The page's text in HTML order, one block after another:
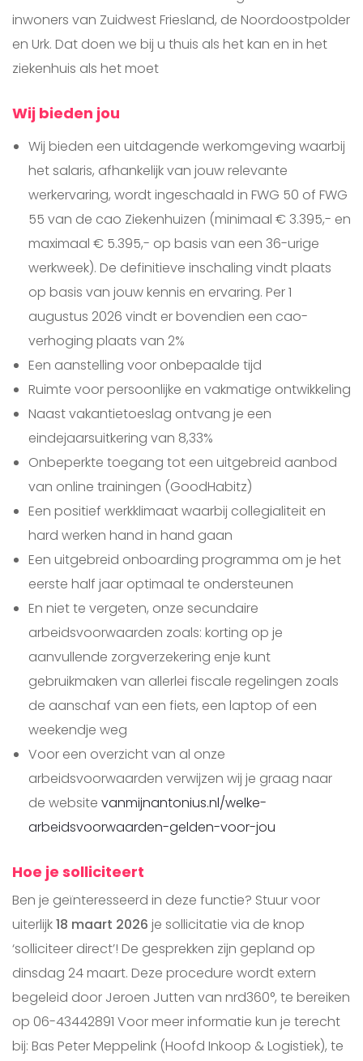
inwoners van Zuidwest Friesland, de Noordoostpolder
en Urk. Dat doen we bij u thuis als het kan en in het
ziekenhuis als het moet
Wij bieden jou
Wij bieden een uitdagende werkomgeving waarbij
het salaris, afhankelijk van jouw relevante
werkervaring, wordt ingeschaald in FWG 50 of FWG
55 van de cao Ziekenhuizen (minimaal € 3.395,- en
maximaal € 5.395,- op basis van een 36-urige
werkweek). De definitieve inschaling vindt plaats
op basis van jouw kennis en ervaring. Per 1
augustus 2026 vindt er bovendien een cao-
verhoging plaats van 2%
Een aanstelling voor onbepaalde tijd
Ruimte voor persoonlijke en vakmatige ontwikkeling
Naast vakantietoeslag ontvang je een
eindejaarsuitkering van 8,33%
Onbeperkte toegang tot een uitgebreid aanbod
van online trainingen (GoodHabitz)
Een positief werkklimaat waarbij collegialiteit en
hard werken hand in hand gaan
Een uitgebreid onboarding programma om je het
eerste half jaar optimaal te ondersteunen
En niet te vergeten, onze secundaire
arbeidsvoorwaarden zoals: korting op je
aanvullende zorgverzekering enje kunt
gebruikmaken van allerlei fiscale regelingen zoals
de aanschaf van een fiets, een laptop of een
weekendje weg
Voor een overzicht van al onze
arbeidsvoorwaarden verwijzen wij je graag naar
de website vanmijnantonius.nl/welke-
arbeidsvoorwaarden-gelden-voor-jou
Hoe je solliciteert
Ben je geïnteresseerd in deze functie? Stuur voor
uiterlijk18 maart 2026 je sollicitatie via de knop
‘solliciteer direct’! De gesprekken zijn gepland op
dinsdag 24 maart. Deze procedure wordt extern
begeleid door Jeroen Jutten van nrd360°, te bereiken
op 06-43442891 Voor meer informatie kun je terecht
bij: Bas Peter Meppelink (Hoofd Inkoop & Logistiek), te